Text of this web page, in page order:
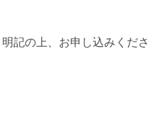
記の上、お申し込みくださ